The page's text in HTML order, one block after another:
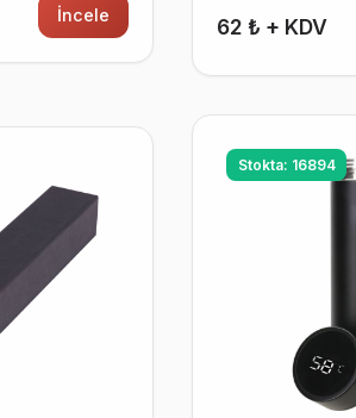
İncele 62 ₺ + KDV
Stokta: 16894